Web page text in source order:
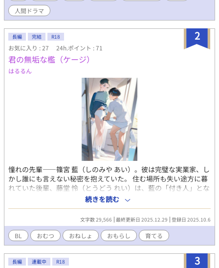
人間ドラマ
2
長編 完結 R18
お気に入り : 27 24h.ポイント : 71
君の無垢な檻（ケージ）
はるるん
​憧れの先輩――篠宮 藍（しのみや あい）。彼は完璧な実業家、し
かし誰にも言えない秘密を抱えていた。 ​住む場所も失い途方に暮
れていた後輩、藤堂 怜（とうどう れい）は、藍の「付き人」とな
ることを決める。彼の唯一の職務は、藍の日常の世話、そして人
知れず抱える「着用義務」の介助――成人用おむつの交換だっ
た。 ​かつての光輝くバスケ部のエースが、自分に最も無防備な姿
を晒すという現実。 怜は、その「無垢な檻」**の中に閉じ込めら
れた藍に、複雑な感情を抱き始める。 それは、奉仕への快感か、
背徳的な支配欲か、それとも――。 ​密室の主従関係から始まる、
歪で切実なBLストーリー。
続きを読む
文字数 29,566 最終更新日 2025.12.29 登録日 2025.10.6
BL おむつ おねしょ おもらし 育てる
3
長編 連載中 R18